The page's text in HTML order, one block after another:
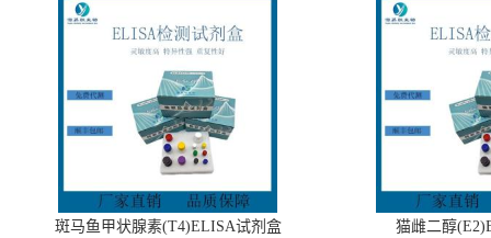
斑马鱼甲状腺素(T4)ELISA试剂盒 猫雌二醇